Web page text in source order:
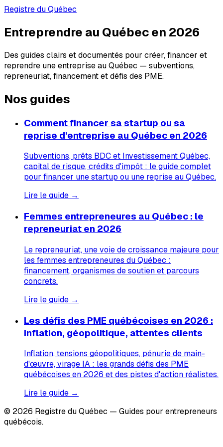
Registre du Québec
Entreprendre au Québec en 2026
Des guides clairs et documentés pour créer, financer et
reprendre une entreprise au Québec — subventions,
repreneuriat, financement et défis des PME.
Nos guides
Comment financer sa startup ou sa
reprise d'entreprise au Québec en 2026
Subventions, prêts BDC et Investissement Québec,
capital de risque, crédits d'impôt : le guide complet
pour financer une startup ou une reprise au Québec.
Lire le guide →
Femmes entrepreneures au Québec : le
repreneuriat en 2026
Le repreneuriat, une voie de croissance majeure pour
les femmes entrepreneures du Québec :
financement, organismes de soutien et parcours
concrets.
Lire le guide →
Les défis des PME québécoises en 2026 :
inflation, géopolitique, attentes clients
Inflation, tensions géopolitiques, pénurie de main-
d'œuvre, virage IA : les grands défis des PME
québécoises en 2026 et des pistes d'action réalistes.
Lire le guide →
© 2026 Registre du Québec — Guides pour entrepreneurs
québécois.